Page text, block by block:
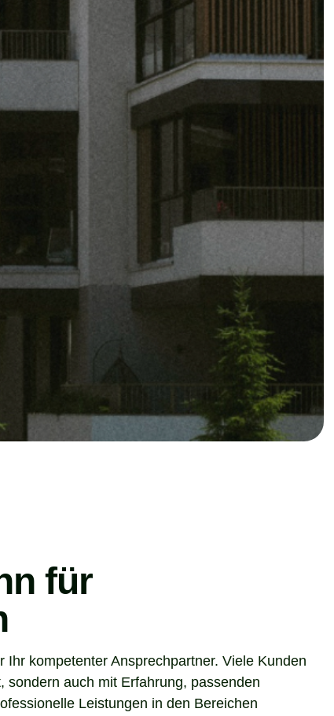
für
kompetenter Ansprechpartner. Viele Kunden
auch mit Erfahrung, passenden
Leistungen in den Bereichen